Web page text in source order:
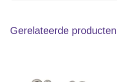
Gerelateerde producten